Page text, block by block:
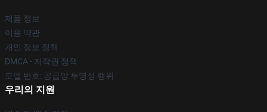
제품 정보
이용 약관
개인 정보 정책
DMCA - 저작권 정책
모델 번호: 공급망 투명성 행위
우리의 지원